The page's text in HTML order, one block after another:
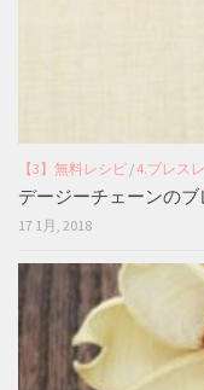
【3】無料レシピ /4.ブレス
デージーチェーンの
17 1月, 2018